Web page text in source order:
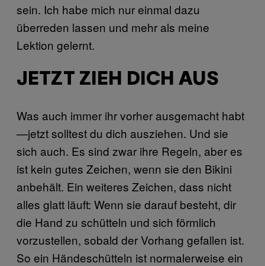
sein. Ich habe mich nur einmal dazu
überreden lassen und mehr als meine
Lektion gelernt.
JETZT ZIEH DICH AUS
Was auch immer ihr vorher ausgemacht habt
—jetzt solltest du dich ausziehen. Und sie
sich auch. Es sind zwar ihre Regeln, aber es
ist kein gutes Zeichen, wenn sie den Bikini
anbehält. Ein weiteres Zeichen, dass nicht
alles glatt läuft: Wenn sie darauf besteht, dir
die Hand zu schütteln und sich förmlich
vorzustellen, sobald der Vorhang gefallen ist.
So ein Händeschütteln ist normalerweise ein